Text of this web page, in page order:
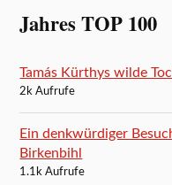
Jahres TOP 100
Tamás Kürthys wilde
2k Aufrufe
Ein denkwürdiger
Birkenbihl
1.1k Aufrufe